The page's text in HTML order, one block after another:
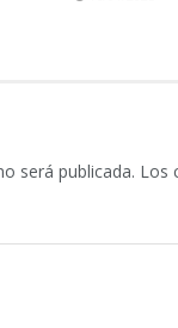
será publicada. Los